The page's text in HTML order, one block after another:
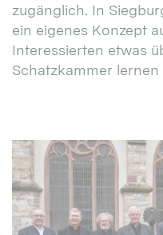
zugänglich. In
ein eigenes Konzept
Interessierten etwas
Schatzkammer lernen